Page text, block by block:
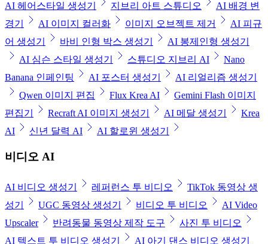
AI 헤어스타일 생성기
지브리 아트 스튜디오
AI 배경 변
경기
AI 이미지 컬러화 이미지 오브젝트 제거
AI 피규
어 생성기
바비 인형 박스 생성기
AI 봉제인형 생성기
AI 심슨 스타일 생성기
스튜디오 지브리 AI
Nano
Banana 인페인팅
AI 포스터 생성기
AI 리얼리즘 생성기
Qwen 이미지 편집
Flux Krea AI
Gemini Flash 이미지
편집기
Recraft AI 이미지 생성기 AI 메달 생성기
Krea
AI
신년 달력 AI AI 할로윈 생성기
비디오 AI
AI 비디오 생성기 레퍼런스 투 비디오
TikTok 동영상 생
성기
UGC 동영상 생성기 비디오 투 비디오
AI Video
Upscaler
반려동물 동영상 제작 도구
사진 투 비디오
AI 텍스트 투 비디오 생성기
AI 아기 댄스 비디오 생성기